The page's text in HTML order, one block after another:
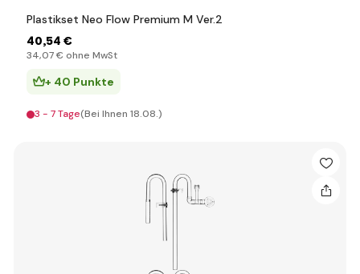
Plastikset Neo Flow Premium M Ver.2
40,54 €
34,07 € ohne MwSt
+ 40 Punkte
3 - 7 Tage(Bei Ihnen 18.08.)